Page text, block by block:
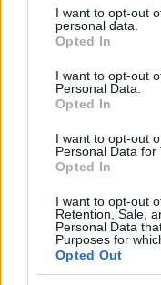
not limited to your
grant or deny consent
use your data for
consent section.
I want to opt-out
personal data.
Opted In
I want to opt-out
Personal Data.
Opted In
I want to opt-out
Personal Data for
Opted In
I want to opt-out
Retention, Sale,
Personal Data
Purposes for
Opted Out